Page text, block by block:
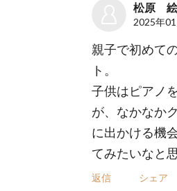
松原
2025年
親子で初めて
ト。
子供はピアノ
が、なかなか
に出かける機
てみたいなと
返信 シェア